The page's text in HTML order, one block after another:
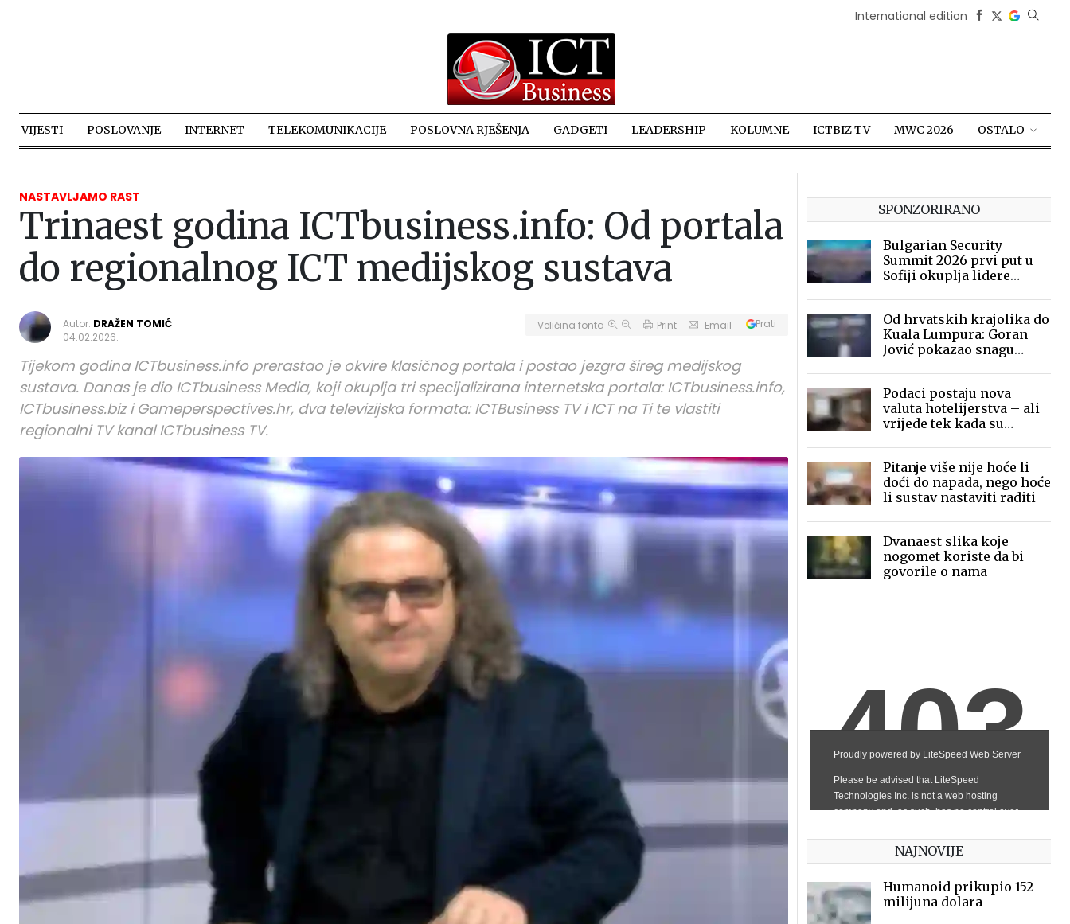
International edition
VIJESTI POSLOVANJE INTERNET TELEKOMUNIKACIJE POSLOVNA RJEŠENJA GADGETI LEADERSHIP KOLUMNE ICTBIZ TV MWC 2026 OSTALO
NASTAVLJAMO RAST
Trinaest godina ICTbusiness.info: Od portala
do regionalnog ICT medijskog sustava
Autor: DRAŽEN TOMIĆ
04.02.2026.
Veličina fonta Print Email Prati
Tijekom godina ICTbusiness.info prerastao je okvire klasičnog portala i postao jezgra šireg medijskog
sustava. Danas je dio ICTbusiness Media, koji okuplja tri specijalizirana internetska portala: ICTbusiness.info,
ICTbusiness.biz i Gameperspectives.hr, dva televizijska formata: ICTBusiness TV i ICT na Ti te vlastiti
regionalni TV kanal ICTbusiness TV.
SPONZORIRANO
Bulgarian Security
Summit 2026 prvi put u
Sofiji okuplja lidere
Od hrvatskih krajolika do
Kuala Lumpura: Goran
Jović pokazao snagu
Podaci postaju nova
valuta hotelijerstva – ali
vrijede tek kada su
Pitanje više nije hoće li
doći do napada, nego hoće
li sustav nastaviti raditi
Dvanaest slika koje
nogomet koriste da bi
govorile o nama
NAJNOVIJE
Humanoid prikupio 152
milijuna dolara